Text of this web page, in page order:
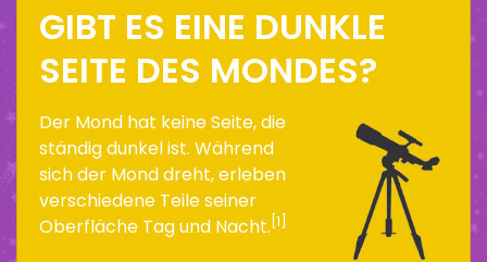
GIBT ES EINE DUNKLE
SEITE DES MONDES?
Der Mond hat keine Seite, die
ständig dunkel ist. Während
sich der Mond dreht, erleben
verschiedene Teile seiner
Oberfläche Tag und Nacht. [1]